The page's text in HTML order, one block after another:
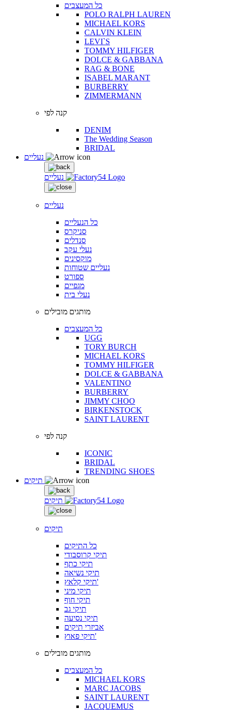
כל המעצבים
POLO RALPH LAUREN
MICHAEL KORS
CALVIN KLEIN
LEVI`S
TOMMY HILFIGER
DOLCE & GABBANA
RAG & BONE
ISABEL MARANT
BURBERRY
ZIMMERMANN
קנה לפי
DENIM
The Wedding Season
BRIDAL
נעליים
נעליים
כל הנעליים
סניקרס
סנדלים
נעלי עקב
מוקסינים
נעליים שטוחות
ספורט
מגפיים
נעלי בית
מותגים מובילים
כל המעצבים
UGG
TORY BURCH
MICHAEL KORS
TOMMY HILFIGER
DOLCE & GABBANA
VALENTINO
BURBERRY
JIMMY CHOO
BIRKENSTOCK
SAINT LAURENT
קנה לפי
ICONIC
BRIDAL
TRENDING SHOES
תיקים
תיקים
כל התיקים
תיקי קרוסבודי
תיקי כתף
תיקי נשיאה
תיקי קלאץ'
תיקי מיני
תיקי חוף
תיקי גב
תיקי נסיעה
אביזרי תיקים
תיקי פאוץ'
מותגים מובילים
כל המעצבים
MICHAEL KORS
MARC JACOBS
SAINT LAURENT
JACQUEMUS